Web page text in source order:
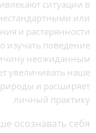
ситуации в
или
и растерянности
изучать поведение
неожиданным
увеличивать наше
и расширяет
личный практику.
осознавать себя